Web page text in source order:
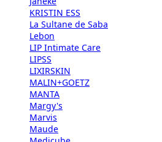
KRISTIN ESS
La Sultane de Saba
Lebon
LIP Intimate Care
LIPSS
LIXIRSKIN
MALIN+GOETZ
MANTA
Margy's
Marvis
Maude